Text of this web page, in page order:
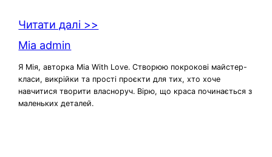
Читати далі >>
Mia admin
Я Мія, авторка Mia With Love. Створюю покрокові майстер-
класи, викрійки та прості проєкти для тих, хто хоче
навчитися творити власноруч. Вірю, що краса починається з
маленьких деталей.